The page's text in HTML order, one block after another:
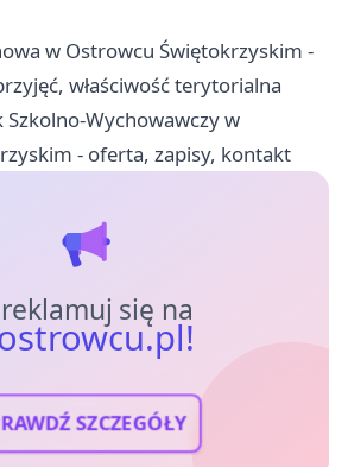
w Ostrowcu Świętokrzyskim -
właściwość terytorialna
Szkolno-Wychowawczy w
- oferta, zapisy, kontakt
się na
SZCZEGÓŁY